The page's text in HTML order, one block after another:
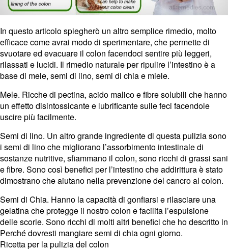
In questo articolo spiegherò un altro semplice rimedio, molto
efficace come avrai modo di sperimentare, che permette di
svuotare ed evacuare il colon facendoci sentire più leggeri,
rilassati e lucidi. Il rimedio naturale per ripulire l’intestino è a
base di mele, semi di lino, semi di chia e miele.
Mele. Ricche di pectina, acido malico e fibre solubili che hanno
un effetto disintossicante e lubrificante sulle feci facendole
uscire più facilmente.
Semi di lino. Un altro grande ingrediente di questa pulizia sono
i semi di lino che migliorano l’assorbimento intestinale di
sostanze nutritive, sfiammano il colon, sono ricchi di grassi sani
e fibre. Sono così benefici per l’intestino che addirittura è stato
dimostrano che aiutano nella prevenzione del cancro al colon.
Semi di Chia. Hanno la capacità di gonfiarsi e rilasciare una
gelatina che protegge il nostro colon e facilita l’espulsione
delle scorie. Sono ricchi di molti altri benefici che ho descritto in
Perché dovresti mangiare semi di chia ogni giorno.
Ricetta per la pulizia del colon